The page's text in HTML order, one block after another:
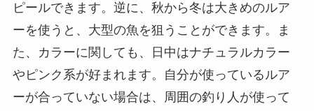
ピールできます。逆に、秋から冬は大きめのルア
ーを使うと、大型の魚を狙うことができます。ま
た、カラーに関しても、日中はナチュラルカラー
やピンク系が好まれます。自分が使っているルア
ーが合っていない場合は、周囲の釣り人が使って